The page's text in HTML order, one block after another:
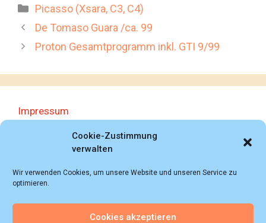
Cookie-Zustimmung
verwalten
Wir verwenden Cookies, um unsere Website und unseren Service zu
optimieren.
Cookies akzeptieren
Kategorien
Picasso (Xsara, C3, C4)
De Tomaso Guara /ca. 99
Proton Gesamtprogramm inkl. GTI 9/99
Impressum
Datenschutzerklärung